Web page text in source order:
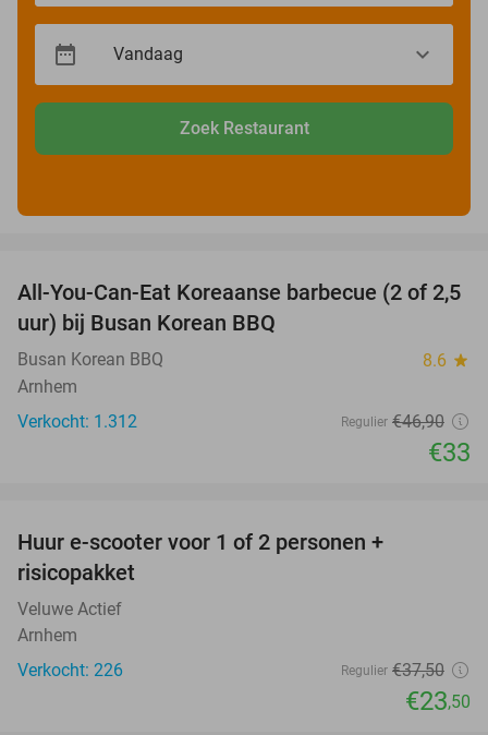
Zoek Restaurant
30%
All-You-Can-Eat Koreaanse barbecue (2 of 2,5
uur) bij Busan Korean BBQ
Busan Korean BBQ 8.6 star
Arnhem
Verkocht: 1.312
Regulier €46,90
€33
Huur e-scooter voor 1 of 2 personen +
risicopakket
Veluwe Actief
Arnhem
Verkocht: 226
Regulier €37,50
€23,50